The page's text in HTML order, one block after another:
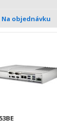
Na objednávku